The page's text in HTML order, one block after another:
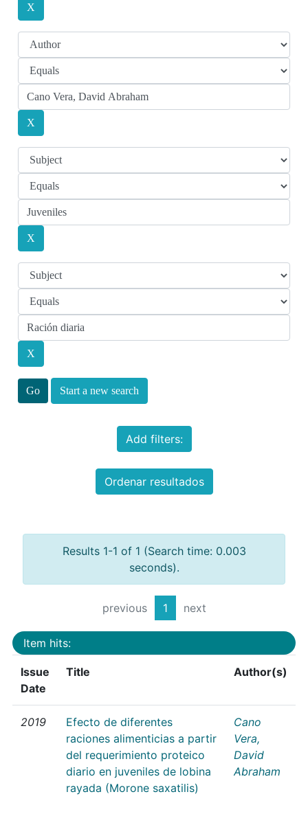
Start a new search
Add filters:
Ordenar resultados
Results 1-1 of 1 (Search time: 0.003
seconds).
previous 1 next
Item hits:
Issue
Date
Title Author(s)
2019
Efecto de diferentes
raciones alimenticias a partir
del requerimiento proteico
diario en juveniles de lobina
rayada (Morone saxatilis)
Cano
Vera,
David
Abraham